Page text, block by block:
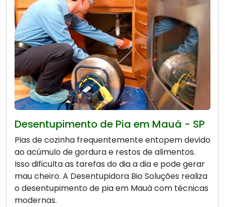
Desentupimento de Pia em Mauá - SP
Pias de cozinha frequentemente entopem devido
ao acúmulo de gordura e restos de alimentos.
Isso dificulta as tarefas do dia a dia e pode gerar
mau cheiro. A Desentupidora Bio Soluções realiza
o desentupimento de pia em Mauá com técnicas
modernas.